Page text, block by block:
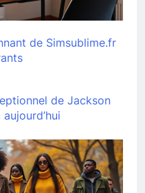
de Simsublime.fr
de Jackson